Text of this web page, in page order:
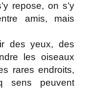
repose, on s’y
amis, mais
des yeux, des
les oiseaux
rares endroits,
sens peuvent